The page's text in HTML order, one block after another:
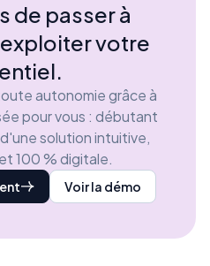
de passer à
votre
autonomie grâce à
pour vous : débutant
solution intuitive,
100 % digitale.
Voir la démo